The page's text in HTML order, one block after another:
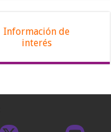
Información de
interés